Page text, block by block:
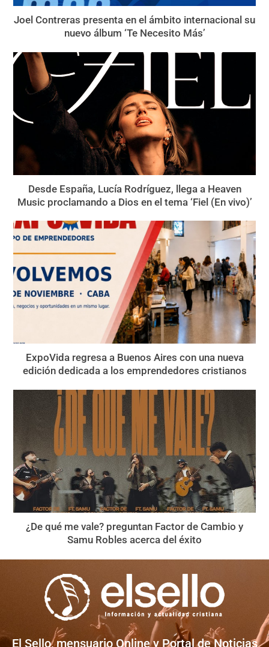
Joel Contreras presenta en el ámbito internacional su
nuevo álbum ‘Te Necesito Más’
Desde España, Lucía Rodríguez, llega a Heaven
Music proclamando a Dios en el tema ‘Fiel (En vivo)’
ExpoVida regresa a Buenos Aires con una nueva
edición dedicada a los emprendedores cristianos
¿De qué me vale? preguntan Factor de Cambio y
Samu Robles acerca del éxito
El Sello, mensuario Online y Portal de Noticias